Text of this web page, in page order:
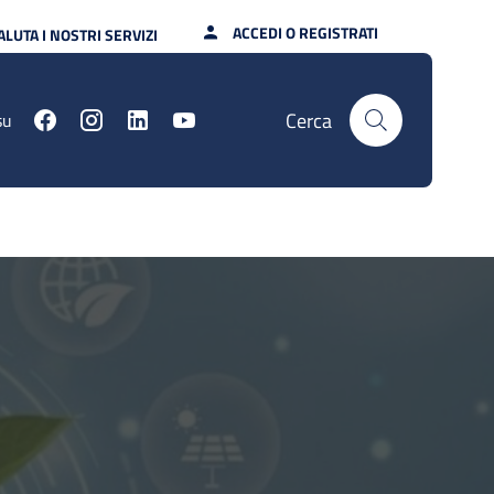
I NOSTRI SERVIZI ACCEDI O REGISTRATI
Cerca